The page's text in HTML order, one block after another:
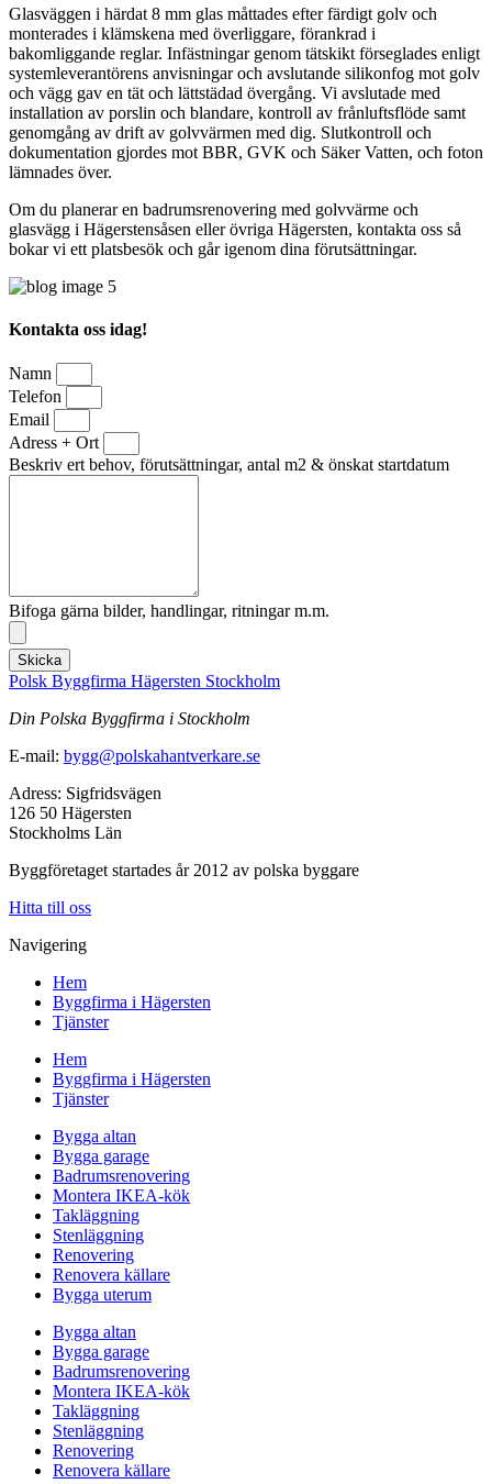
Glasväggen i härdat 8 mm glas måttades efter färdigt golv och
monterades i klämskena med överliggare, förankrad i
bakomliggande reglar. Infästningar genom tätskikt förseglades enligt
systemleverantörens anvisningar och avslutande silikonfog mot golv
och vägg gav en tät och lättstädad övergång. Vi avslutade med
installation av porslin och blandare, kontroll av frånluftsflöde samt
genomgång av drift av golvvärmen med dig. Slutkontroll och
dokumentation gjordes mot BBR, GVK och Säker Vatten, och foton
lämnades över.
Om du planerar en badrumsrenovering med golvvärme och
glasvägg i Hägerstensåsen eller övriga Hägersten, kontakta oss så
bokar vi ett platsbesök och går igenom dina förutsättningar.
Kontakta oss idag!
Namn
Telefon
Email
Adress + Ort
Beskriv ert behov, förutsättningar, antal m2 & önskat startdatum
Bifoga gärna bilder, handlingar, ritningar m.m.
Skicka
Polsk Byggfirma Hägersten Stockholm
Din Polska Byggfirma i Stockholm
E-mail: bygg@polskahantverkare.se
Adress: Sigfridsvägen
126 50 Hägersten
Stockholms Län
Byggföretaget startades år 2012 av polska byggare
Hitta till oss
Navigering
Hem
Byggfirma i Hägersten
Tjänster
Hem
Byggfirma i Hägersten
Tjänster
Bygga altan
Bygga garage
Badrumsrenovering
Montera IKEA-kök
Takläggning
Stenläggning
Renovering
Renovera källare
Bygga uterum
Bygga altan
Bygga garage
Badrumsrenovering
Montera IKEA-kök
Takläggning
Stenläggning
Renovering
Renovera källare